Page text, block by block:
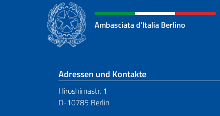
Ambasciata d'Italia Berlino
Fußbereich
Adressen und Kontakte
Hiroshimastr. 1
D-10785 Berlin